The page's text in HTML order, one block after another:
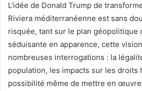
L’idée de Donald Trump de
Riviera méditerranéenne est sans
risquée, tant sur le plan géopolitique
séduisante en apparence, cette
nombreuses interrogations : la
population, les impacts sur les droits
possibilité même de mettre en